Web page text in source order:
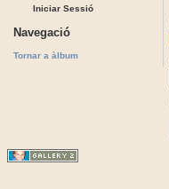
Iniciar Sessió
Navegació
Tornar a àlbum